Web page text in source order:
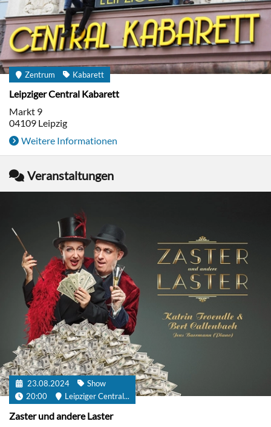
Zentrum Kabarett
Leipziger Central Kabarett
Markt 9
04109 Leipzig
Weitere Informationen
Veranstaltungen
23.08.2024
Show
20:00
Leipziger Central...
Zaster und andere Laster